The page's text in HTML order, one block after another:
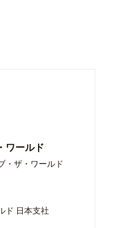
ワールド
・ザ・ワールド
ド 日本支社